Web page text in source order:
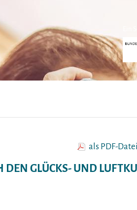
als PDF-Datei
DEN GLÜCKS- UND